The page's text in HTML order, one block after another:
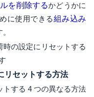
を削除するかどうかに
に使用できる組み込み
時の設定にリセットする
リセットする方法
トする 4 つの異なる方法